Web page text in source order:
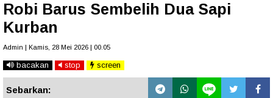
Robi Barus Sembelih Dua Sapi
Kurban
Admin | Kamis, 28 Mei 2026 | 00.05
bacakan stop screen
Sebarkan: